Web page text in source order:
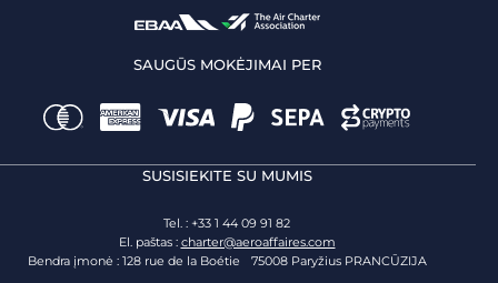
SAUGŪS MOKĖJIMAI PER
SUSISIEKITE SU MUMIS
Tel. : +33 1 44 09 91 82
El. paštas : charter@aeroaffaires.com
Bendra įmonė : 128 rue de la Boétie 75008 Paryžius PRANCŪZIJA